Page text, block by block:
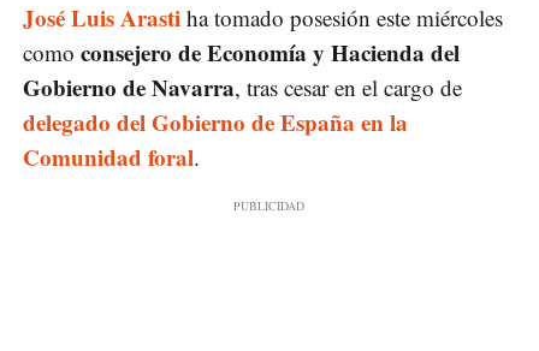
José Luis Arasti ha tomado posesión este miércoles
como consejero de Economía y Hacienda del
Gobierno de Navarra, tras cesar en el cargo de
delegado del Gobierno de España en la
Comunidad foral.